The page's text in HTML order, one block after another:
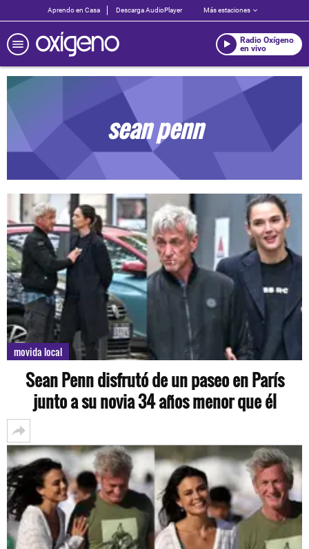
Aprendo en Casa Descarga AudioPlayer Más estaciones
Radio Oxígeno
en vivo
sean penn
movida local
Sean Penn disfrutó de un paseo en París
junto a su novia 34 años menor que él